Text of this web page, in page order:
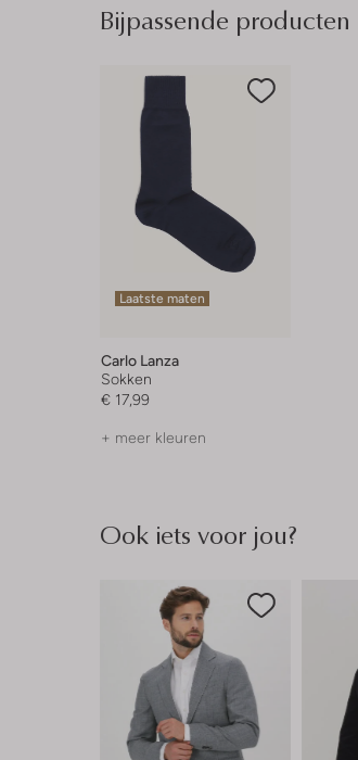
Bijpassende producten
Laatste maten
Carlo Lanza
Sokken
€ 17,99
+ meer kleuren
Ook iets voor jou?